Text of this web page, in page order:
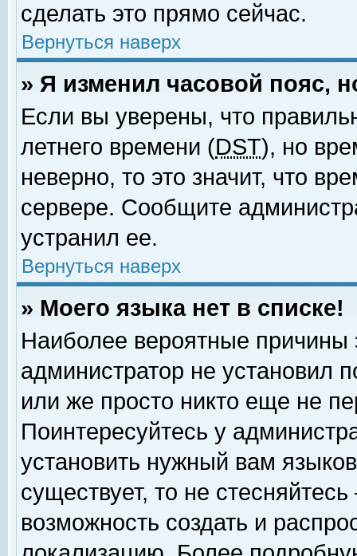
сделать это прямо сейчас.
Вернуться наверх
» Я изменил часовой пояс,
Если вы уверены, что
летнего времени (DST), но
неверно, то это значит, что
сервере. Сообщите
устранил ее.
Вернуться наверх
» Моего языка нет в списке!
Наиболее вероятные причины
администратор не установил
или же просто никто еще не
Поинтересуйтесь у
установить нужный вам
существует, то не
возможность создать и